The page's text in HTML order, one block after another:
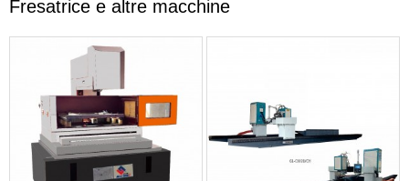
Fresatrice e altre macchine